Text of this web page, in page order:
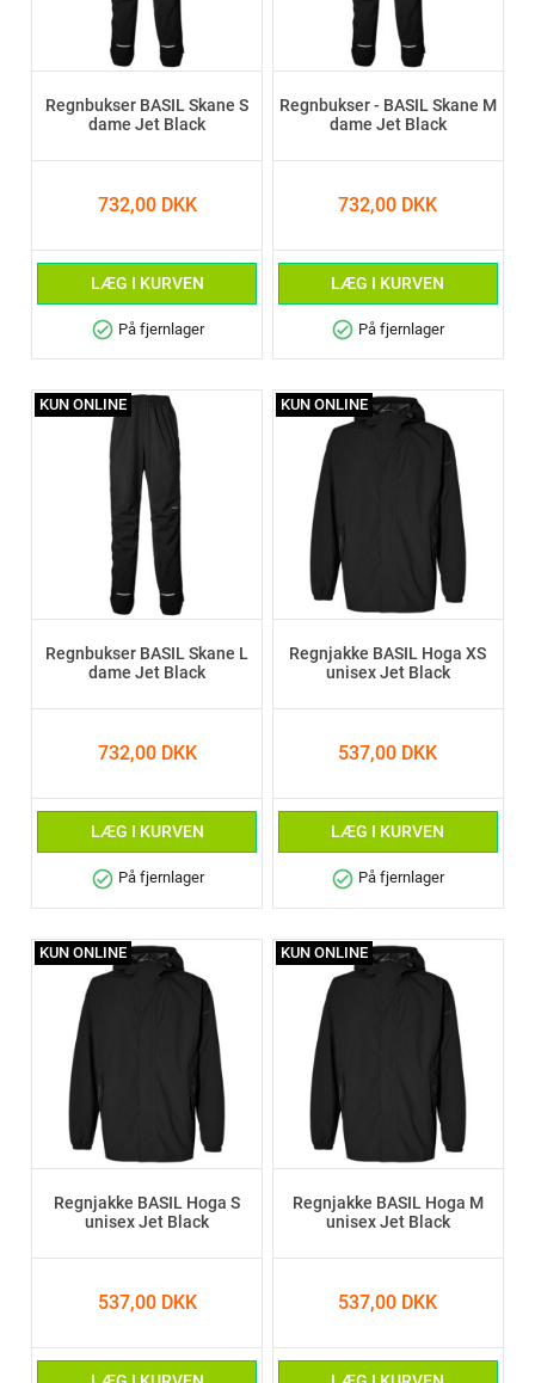
Regnbukser BASIL Skane S
dame Jet Black
732,00 DKK
LÆG I KURVEN
check_circle På fjernlager
Regnbukser - BASIL Skane M
dame Jet Black
732,00 DKK
LÆG I KURVEN
check_circle På fjernlager
Regnbukser BASIL Skane L
dame Jet Black
732,00 DKK
LÆG I KURVEN
check_circle På fjernlager
KUN ONLINE
Regnjakke BASIL Hoga XS
unisex Jet Black
537,00 DKK
LÆG I KURVEN
check_circle På fjernlager
KUN ONLINE
Regnjakke BASIL Hoga S
unisex Jet Black
537,00 DKK
KUN ONLINE
Regnjakke BASIL Hoga M
unisex Jet Black
537,00 DKK
KUN ONLINE